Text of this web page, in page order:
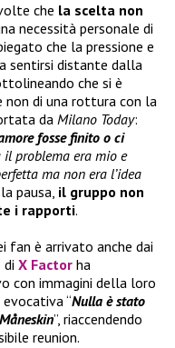
che la scelta non
necessità personale di
che la pressione e
sentirsi distante dalla
che si è
non di una rottura con la
da Milano Today:
fosse finito o ci
il problema era mio e
ma non era l’idea
pausa, il gruppo non
i rapporti.
fan è arrivato anche dai
X Factor ha
con immagini della loro
“Nulla è stato
”, riaccendendo
reunion.